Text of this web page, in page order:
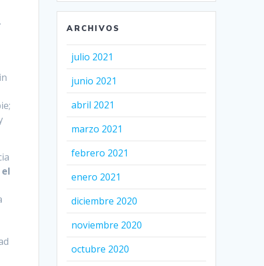
ARCHIVOS
julio 2021
junio 2021
abril 2021
marzo 2021
febrero 2021
enero 2021
diciembre 2020
noviembre 2020
octubre 2020